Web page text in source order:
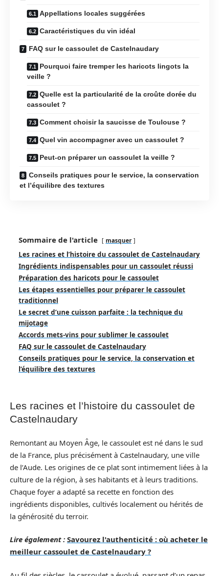
Appellations locales suggérées
Caractéristiques du vin idéal
FAQ sur le cassoulet de Castelnaudary
Pourquoi faire tremper les haricots lingots la
veille ?
Quelle est la particularité de la croûte dorée du
cassoulet ?
Comment choisir la saucisse de Toulouse ?
Quel vin accompagner avec un cassoulet ?
Peut-on préparer un cassoulet la veille ?
Conseils pratiques pour le service, la conservation
et l’équilibre des textures
Sommaire de l'article masquer
Les racines et l’histoire du cassoulet de Castelnaudary
Ingrédients indispensables pour un cassoulet réussi
Préparation des haricots pour le cassoulet
Les étapes essentielles pour préparer le cassoulet
traditionnel
Le secret d’une cuisson parfaite : la technique du
mijotage
Accords mets-vins pour sublimer le cassoulet
FAQ sur le cassoulet de Castelnaudary
Conseils pratiques pour le service, la conservation et
l’équilibre des textures
Les racines et l’histoire du cassoulet de
Castelnaudary
Remontant au Moyen Âge, le cassoulet est né dans le sud
de la France, plus précisément à Castelnaudary, une ville
de l’Aude. Les origines de ce plat sont intimement liées à la
culture de la région, à ses habitants et à leurs traditions.
Chaque foyer a adapté sa recette en fonction des
ingrédients disponibles, cultivés localement ou hérités de
la générosité du terroir.
Lire également : Savourez l'authenticité : où acheter le
meilleur cassoulet de Castelnaudary ?